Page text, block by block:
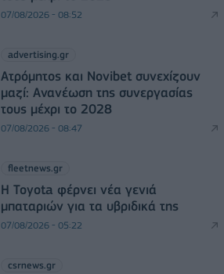
07/08/2026 - 08:52
advertising.gr
Ατρόμητος και Novibet συνεχίζουν
μαζί: Ανανέωση της συνεργασίας
τους μέχρι το 2028
07/08/2026 - 08:47
fleetnews.gr
Η Toyota φέρνει νέα γενιά
μπαταριών για τα υβριδικά της
07/08/2026 - 05:22
csrnews.gr